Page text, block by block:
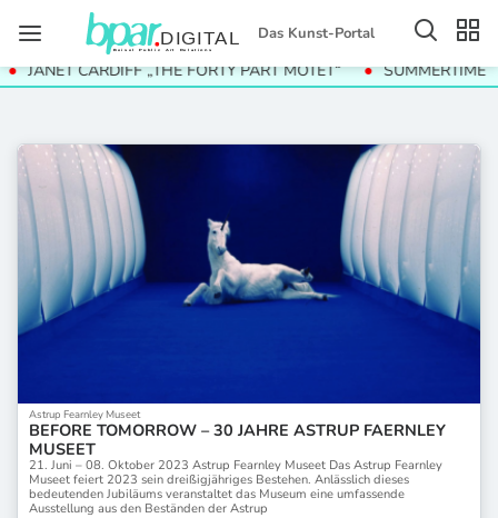
Das Kunst-Portal
JANET CARDIFF „THE FORTY PART MOTET“ SUMMERTIME
Astrup Fearnley Museet
BEFORE TOMORROW – 30 JAHRE ASTRUP FAERNLEY
MUSEET
21. Juni – 08. Oktober 2023 Astrup Fearnley Museet Das Astrup Fearnley
Museet feiert 2023 sein dreißigjähriges Bestehen. Anlässlich dieses
bedeutenden Jubiläums veranstaltet das Museum eine umfassende
Ausstellung aus den Beständen der Astrup